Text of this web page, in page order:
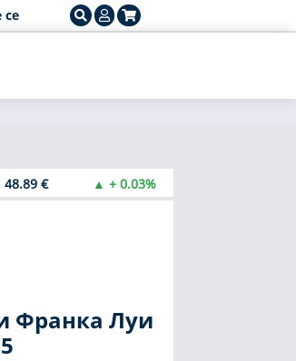
48.89 € ▲ + 0.03%
Франка Луи